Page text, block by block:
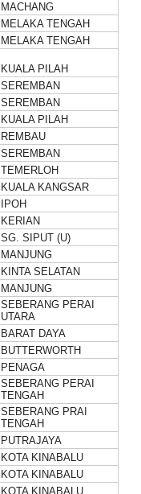
MACHANG
MELAKA TENGAH
MELAKA TENGAH
KUALA PILAH
SEREMBAN
SEREMBAN
KUALA PILAH
REMBAU
SEREMBAN
TEMERLOH
KUALA KANGSAR
IPOH
KERIAN
SG. SIPUT (U)
MANJUNG
KINTA SELATAN
MANJUNG
SEBERANG PERAI
UTARA
BARAT DAYA
BUTTERWORTH
PENAGA
SEBERANG PERAI
TENGAH
SEBERANG PRAI
TENGAH
PUTRAJAYA
KOTA KINABALU
KOTA KINABALU
KOTA KINABALU